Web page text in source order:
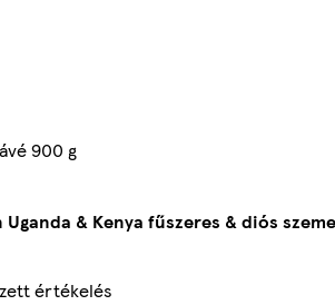
900 g
& Kenya fűszeres & diós
értékelés